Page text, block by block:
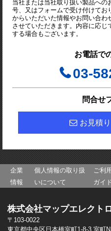
当社または当社取り扱い製品への
号、又はフォームで受け付けてお
からいただいた情報やお問い合わ
させていただきます。内容に応
する場合もございます。
お電話で
03-
問合せ
お見積
企業
情報
個人情報の取り扱
いについて
ご利用
ガイド
株式会社マップエレクト
〒103-0022
東京都中央区日本橋室町1-8-3 室町